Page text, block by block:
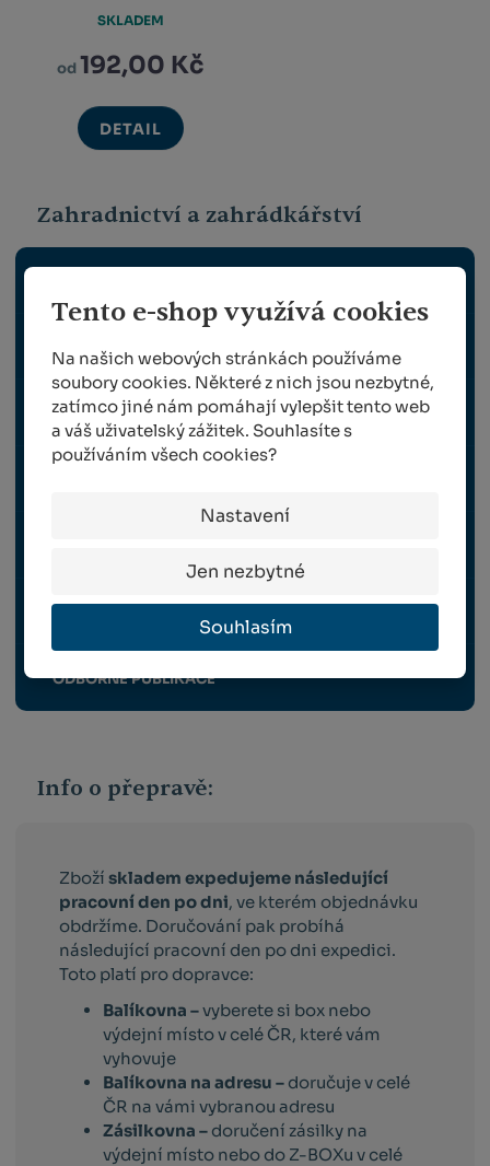
Tento e-shop využívá cookies
Na našich webových stránkách používáme
soubory cookies. Některé z nich jsou nezbytné,
zatímco jiné nám pomáhají vylepšit tento web
a váš uživatelský zážitek. Souhlasíte s
používáním všech cookies?
Nastavení
Jen nezbytné
Souhlasím
od192,00 Kč
DETAIL
SKLADEM
Zahradnictví a zahrádkářství
VÝSADBA A VÝŽIVA ROSTLIN
OPĚRNÉ A VYVAZOVACÍ PRVKY PRO ROSTLINY
VYBAVENÍ ZAHRADY, VENKOVNÍ ELEKTRO
ODBORNÉ PUBLIKACE
Info o přepravě:
Zbožískladem expedujeme následující
pracovní den po dni, ve kterém objednávku
obdržíme. Doručování pak probíhá
následující pracovní den po dni expedici.
Toto platí pro dopravce:
Balíkovna –vyberete si box nebo
výdejní místo v celé ČR, které vám
vyhovuje
Balíkovna na adresu – doručuje v celé
ČR na vámi vybranou adresu
Zásilkovna – doručení zásilky na
výdejní místo nebo do Z-BOXu v celé